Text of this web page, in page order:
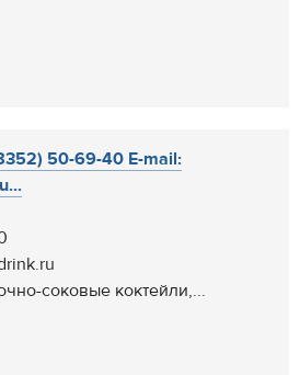
50-69-40 E-mail:
соковые коктейли,...